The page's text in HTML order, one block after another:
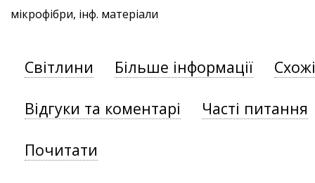
мікрофібри, інф. матеріали
Світлини Більше інформації
Відгуки та коментарі Часті питання
Почитати